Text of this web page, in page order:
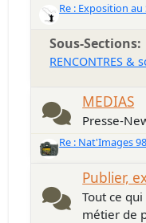
Re : Exposition au
Sous-Sections
RENCONTRES &
MEDIAS
Presse-
Re : Nat'Images 98
Publier,
Tout ce
métier de